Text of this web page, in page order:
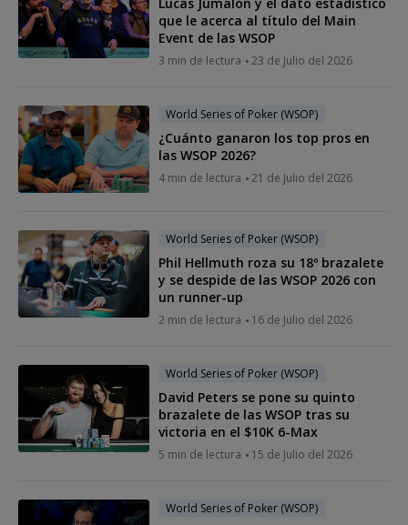
que le acerca al título del Main
Event de las WSOP
3 min de lectura 23 de Julio del 2026
World Series of Poker (WSOP)
¿Cuánto ganaron los top pros en
las WSOP 2026?
4 min de lectura 21 de Julio del 2026
World Series of Poker (WSOP)
Phil Hellmuth roza su 18º brazalete
y se despide de las WSOP 2026 con
un runner-up
2 min de lectura 16 de Julio del 2026
World Series of Poker (WSOP)
David Peters se pone su quinto
brazalete de las WSOP tras su
victoria en el $10K 6-Max
5 min de lectura 15 de Julio del 2026
World Series of Poker (WSOP)